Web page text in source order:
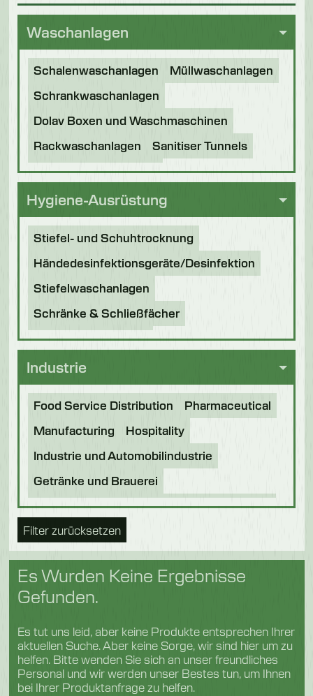
Waschanlagen
Schalenwaschanlagen
Müllwaschanlagen
Schrankwaschanlagen
Dolav Boxen und Waschmaschinen
Rackwaschanlagen
Sanitiser Tunnels
Andere Anwendungen
Generalüberholte Maschinen
Hygiene-Ausrüstung
Stiefel- und Schuhtrocknung
Händedesinfektionsgeräte/Desinfektion
Stiefelwaschanlagen
Schränke & Schließfächer
Messersterilisatoren
Industrie
Food Service Distribution
Pharmaceutical
Manufacturing
Hospitality
Industrie und Automobilindustrie
Getränke und Brauerei
Verarbeitung von Lebensmitteln
Bäckerei
Lebensmittel der Zukunft
Nahrung für Haustiere
Schokolade
Süßwaren
Molkerei
Fische
Obst & Gemüse
Geflügel und Fleisch
Filter zurücksetzen
Es Wurden Keine Ergebnisse
Gefunden.
Es tut uns leid, aber keine Produkte entsprechen Ihrer
aktuellen Suche. Aber keine Sorge, wir sind hier um zu
helfen. Bitte wenden Sie sich an unser freundliches
Personal und wir werden unser Bestes tun, um Ihnen
bei Ihrer Produktanfrage zu helfen.